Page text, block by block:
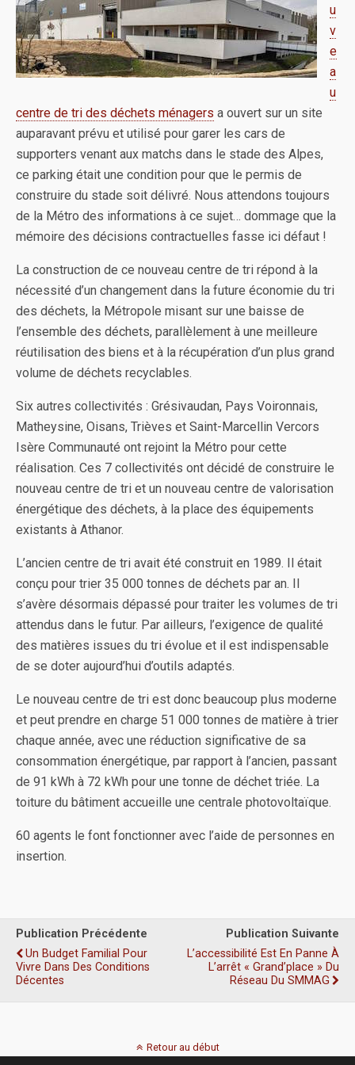
u
v
e
a
u
centre de tri des déchets ménagers a ouvert sur un site
auparavant prévu et utilisé pour garer les cars de
supporters venant aux matchs dans le stade des Alpes,
ce parking était une condition pour que le permis de
construire du stade soit délivré. Nous attendons toujours
de la Métro des informations à ce sujet… dommage que la
mémoire des décisions contractuelles fasse ici défaut !
La construction de ce nouveau centre de tri répond à la
nécessité d’un changement dans la future économie du tri
des déchets, la Métropole misant sur une baisse de
l’ensemble des déchets, parallèlement à une meilleure
réutilisation des biens et à la récupération d’un plus grand
volume de déchets recyclables.
Six autres collectivités : Grésivaudan, Pays Voironnais,
Matheysine, Oisans, Trièves et Saint-Marcellin Vercors
Isère Communauté ont rejoint la Métro pour cette
réalisation. Ces 7 collectivités ont décidé de construire le
nouveau centre de tri et un nouveau centre de valorisation
énergétique des déchets, à la place des équipements
existants à Athanor.
L’ancien centre de tri avait été construit en 1989. Il était
conçu pour trier 35 000 tonnes de déchets par an. Il
s’avère désormais dépassé pour traiter les volumes de tri
attendus dans le futur. Par ailleurs, l’exigence de qualité
des matières issues du tri évolue et il est indispensable
de se doter aujourd’hui d’outils adaptés.
Le nouveau centre de tri est donc beaucoup plus moderne
et peut prendre en charge 51 000 tonnes de matière à trier
chaque année, avec une réduction significative de sa
consommation énergétique, par rapport à l’ancien, passant
de 91 kWh à 72 kWh pour une tonne de déchet triée. La
toiture du bâtiment accueille une centrale photovoltaïque.
60 agents le font fonctionner avec l’aide de personnes en
insertion.
Publication Précédente
Un Budget Familial Pour
Vivre Dans Des Conditions
Décentes
Publication Suivante
L’accessibilité Est En Panne À
L’arrêt « Grand’place » Du
Réseau Du SMMAG
Retour au début